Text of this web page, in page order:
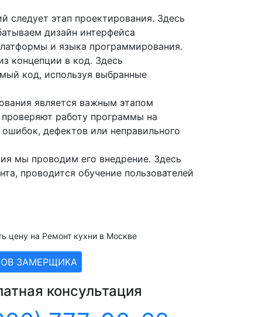
следует этап проектирования. Здесь
дизайн интерфейса
и языка программирования.
концепции в код. Здесь
код, используя выбранные
является важным этапом
работу программы на
дефектов или неправильного
мы проводим его внедрение. Здесь
проводится обучение пользователей
цену на Ремонт кухни в Москве
ЗАМЕРЩИКА
консультация